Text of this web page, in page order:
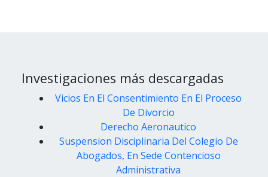
Investigaciones más descargadas
Vicios En El Consentimiento En El Proceso
De Divorcio
Derecho Aeronautico
Suspension Disciplinaria Del Colegio De
Abogados, En Sede Contencioso
Administrativa